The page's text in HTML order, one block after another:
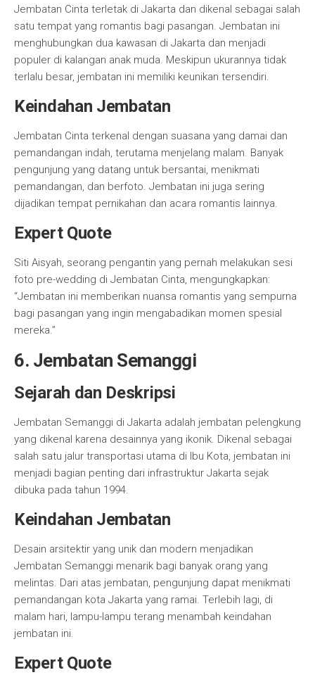
Jembatan Cinta terletak di Jakarta dan dikenal sebagai salah
satu tempat yang romantis bagi pasangan. Jembatan ini
menghubungkan dua kawasan di Jakarta dan menjadi
populer di kalangan anak muda. Meskipun ukurannya tidak
terlalu besar, jembatan ini memiliki keunikan tersendiri.
Keindahan Jembatan
Jembatan Cinta terkenal dengan suasana yang damai dan
pemandangan indah, terutama menjelang malam. Banyak
pengunjung yang datang untuk bersantai, menikmati
pemandangan, dan berfoto. Jembatan ini juga sering
dijadikan tempat pernikahan dan acara romantis lainnya.
Expert Quote
Siti Aisyah, seorang pengantin yang pernah melakukan sesi
foto pre-wedding di Jembatan Cinta, mengungkapkan:
“Jembatan ini memberikan nuansa romantis yang sempurna
bagi pasangan yang ingin mengabadikan momen spesial
mereka.”
6. Jembatan Semanggi
Sejarah dan Deskripsi
Jembatan Semanggi di Jakarta adalah jembatan pelengkung
yang dikenal karena desainnya yang ikonik. Dikenal sebagai
salah satu jalur transportasi utama di Ibu Kota, jembatan ini
menjadi bagian penting dari infrastruktur Jakarta sejak
dibuka pada tahun 1994.
Keindahan Jembatan
Desain arsitektir yang unik dan modern menjadikan
Jembatan Semanggi menarik bagi banyak orang yang
melintas. Dari atas jembatan, pengunjung dapat menikmati
pemandangan kota Jakarta yang ramai. Terlebih lagi, di
malam hari, lampu-lampu terang menambah keindahan
jembatan ini.
Expert Quote